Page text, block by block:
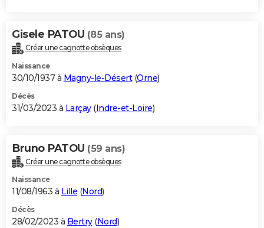
Gisele PATOU (85 ans)
Créer une cagnotte obsèques
Naissance
30/10/1937 à Magny-le-Désert(Orne)
Décès
31/03/2023 à Larçay(Indre-et-Loire)
Bruno PATOU (59 ans)
Créer une cagnotte obsèques
Naissance
11/08/1963 à Lille (Nord)
Décès
28/02/2023 à Bertry(Nord)